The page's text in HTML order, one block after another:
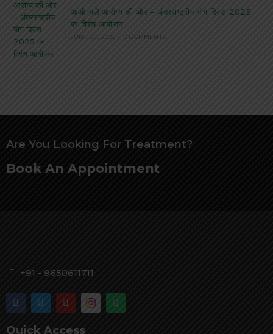
आओ चलें आरोग्य की ओर – अंतरराष्ट्रीय योग दिवस 2025
पर विशेष आयोजन
JUNE 20, 2025 / 0 COMMENTS
Are You Looking For Treatment?
Book An Appointment
+91 - 9650611711
Quick Access